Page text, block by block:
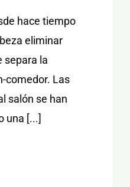
hace tiempo
eliminar
separa la
comedor. Las
salón se han
una [...]